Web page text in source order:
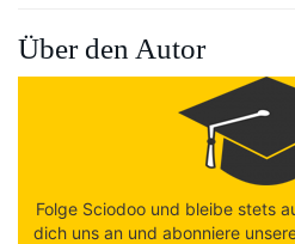
Über den Autor
Folge Sciodoo und bleibe stets
dich uns an und abonniere